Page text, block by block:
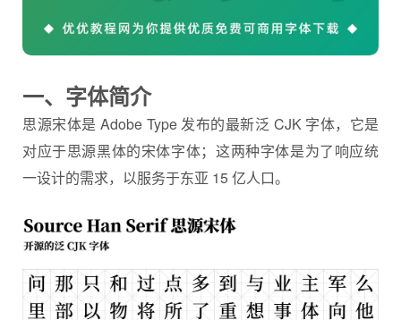
一、字体简介
思源宋体是 Adobe Type 发布的最新泛 CJK 字体，它是
对应于思源黑体的宋体字体；这两种字体是为了响应统
一设计的需求，以服务于东亚 15 亿人口。